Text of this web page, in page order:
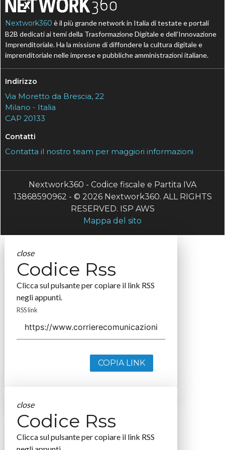
Nextwork360 è il più grande network in Italia di testate e portali
B2B dedicati ai temi della Trasformazione Digitale e dell’Innovazione
Imprenditoriale. Ha la missione di diffondere la cultura digitale e
imprenditoriale nelle imprese e pubbliche amministrazioni italiane.
Indirizzo
Via Moretto da Brescia, 22
Milano - Italia
CAP 20133
Contatti
Contatta il nostro team per maggiori informazioni
Nextwork360 - Codice fiscale e Partita IVA
13868590962 - © 2026 Nextwork360. ALL RIGHTS
RESERVED. ISP AWS
Mappa del sito
close
Codice Rss
Clicca sul pulsante per copiare il link RSS
negli appunti.
RSS link
COPIA LINK
close
Codice Rss
Clicca sul pulsante per copiare il link RSS